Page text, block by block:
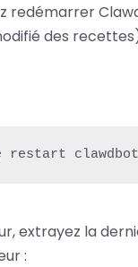
redémarrer
des
restart clawdbot
extrayez la
: